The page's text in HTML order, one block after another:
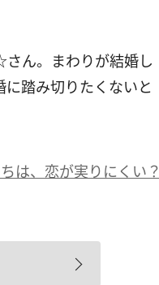
ん。まわりが結婚し
踏み切りたくないと
は、恋が実りにくい？